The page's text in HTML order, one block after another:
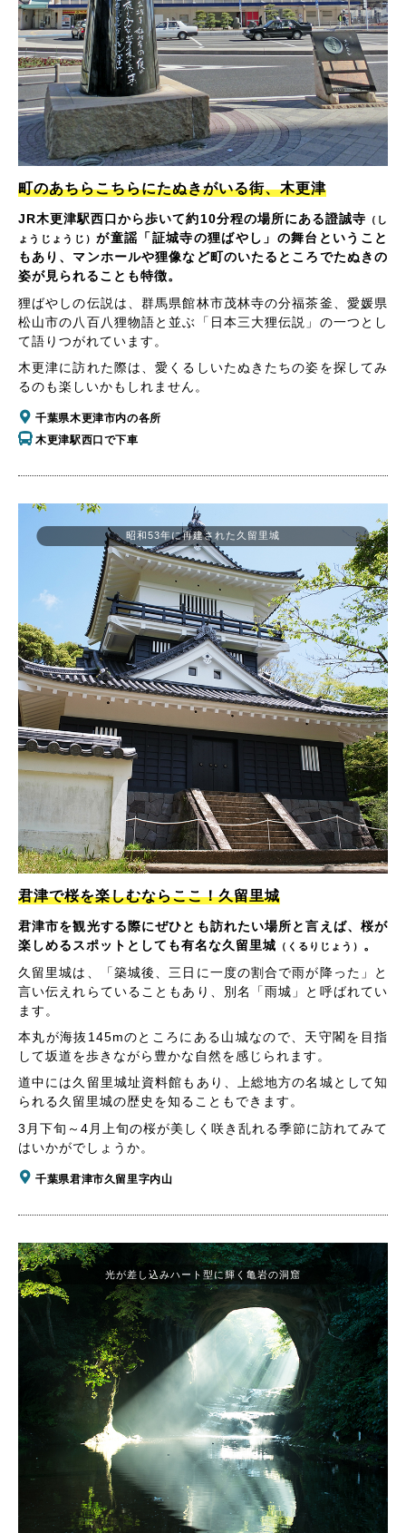
町のあちらこちらにたぬきがいる街、木更津
JR木更津駅西口から歩いて約10分程の場所にある證誠寺 （し
ょうじょうじ）が童謡「証城寺の狸ばやし」の舞台ということ
もあり、マンホールや狸像など町のいたるところでたぬきの
姿が見られることも特徴。
狸ばやしの伝説は、群馬県館林市茂林寺の分福茶釜、愛媛県
松山市の八百八狸物語と並ぶ「日本三大狸伝説」の一つとし
て語りつがれています。
木更津に訪れた際は、愛くるしいたぬきたちの姿を探してみ
るのも楽しいかもしれません。
千葉県木更津市内の各所
木更津駅西口で下車
君津で桜を楽しむならここ！久留里城
君津市を観光する際にぜひとも訪れたい場所と言えば、桜が
楽しめるスポットとしても有名な久留里城 （くるりじょう） 。
久留里城は、「築城後、三日に一度の割合で雨が降った」と
言い伝えれらていることもあり、別名「雨城」と呼ばれてい
ます。
本丸が海抜145mのところにある山城なので、天守閣を目指
して坂道を歩きながら豊かな自然を感じられます。
道中には久留里城址資料館もあり、上総地方の名城として知
られる久留里城の歴史を知ることもできます。
3月下旬～4月上旬の桜が美しく咲き乱れる季節に訪れてみて
はいかがでしょうか。
千葉県君津市久留里字内山
昭和53年に再建された久留里城
光が差し込みハート型に輝く亀岩の洞窟